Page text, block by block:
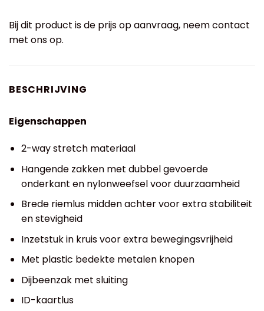
Bij dit product is de prijs op aanvraag, neem contact
met ons op.
BESCHRIJVING
Eigenschappen
2-way stretch materiaal
Hangende zakken met dubbel gevoerde
onderkant en nylonweefsel voor duurzaamheid
Brede riemlus midden achter voor extra stabiliteit
en stevigheid
Inzetstuk in kruis voor extra bewegingsvrijheid
Met plastic bedekte metalen knopen
Dijbeenzak met sluiting
ID-kaartlus